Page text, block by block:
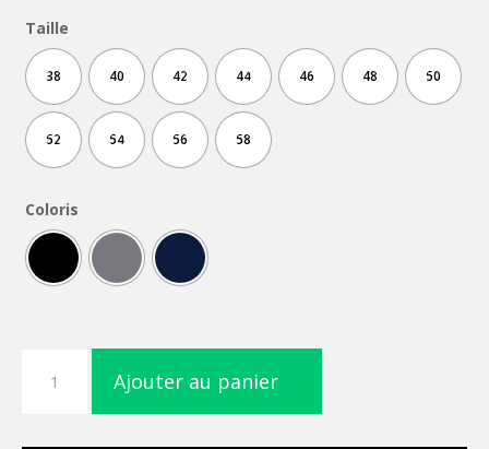
Taille
38 40 42 44 46 48 50
52 54 56 58
Coloris
Ajouter au panier